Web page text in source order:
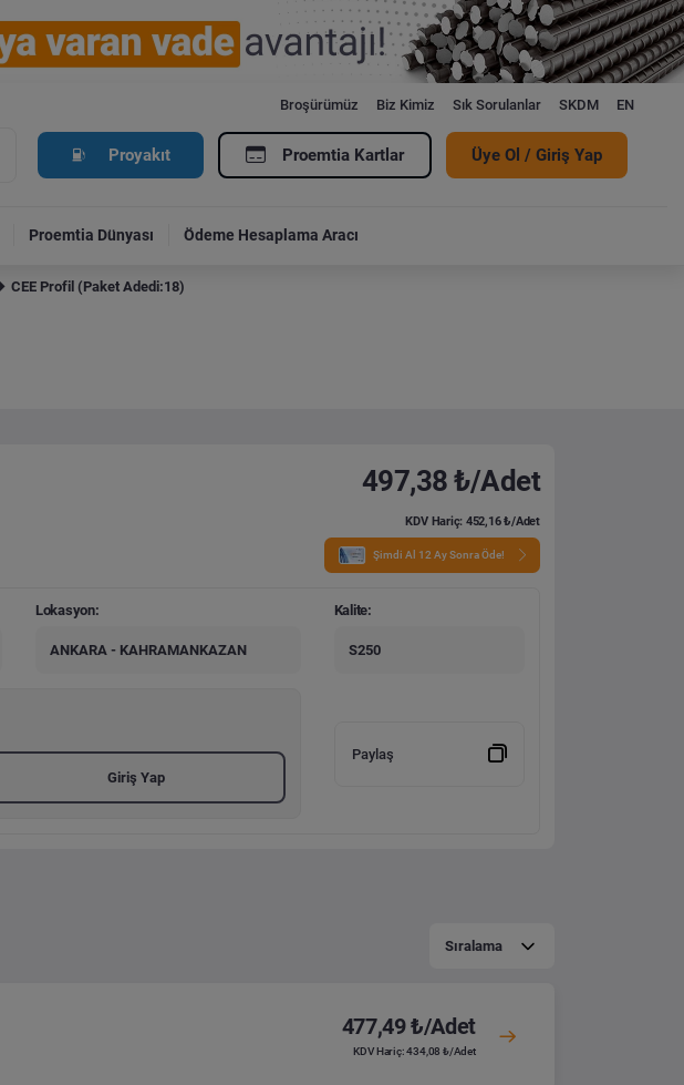
Broşürümüz Biz Kimiz Sık Sorulanlar SKDM EN
Proyakıt Proemtia Kartlar Üye Ol / Giriş Yap
Proemtia Dünyası Ödeme Hesaplama Aracı
CEE Profil (Paket Adedi:18)
497,38 ₺/Adet
KDV Hariç: 452,16 ₺/Adet
Şimdi Al 12 Ay Sonra Öde!
Lokasyon:
ANKARA - KAHRAMANKAZAN
Kalite:
S250
Giriş Yap
Paylaş
Sıralama
477,49 ₺/Adet
KDV Hariç: 434,08 ₺/Adet